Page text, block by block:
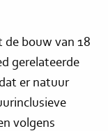
bouw van 18
gerelateerde
er natuur
volgens